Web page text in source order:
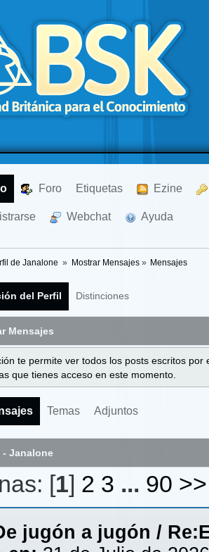
Foro Etiquetas Ezine
Webchat Ayuda
de Janalone » Mostrar Mensajes» Mensajes
del Perfil Distinciones
Mensajes
te permite ver todos los posts escritos
que tienes acceso en este momento.
Temas Adjuntos
- Janalone
[1] 2 3 ... 90 >>
jugón a jugón /